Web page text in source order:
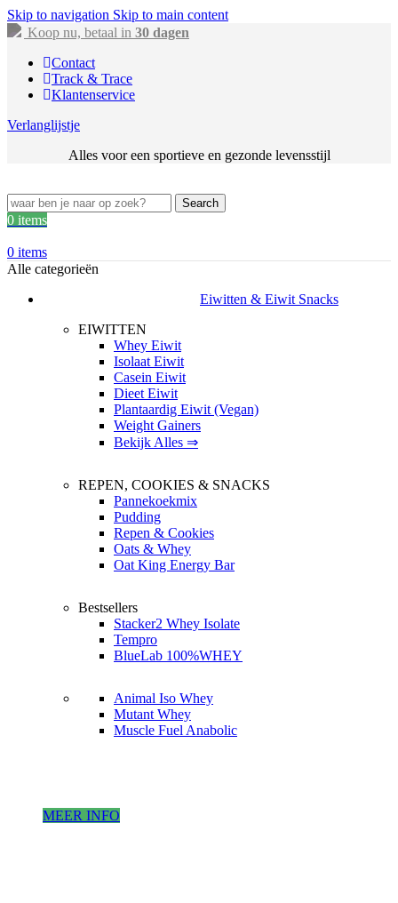
Skip to navigation Skip to main content
Koop nu, betaal in 30 dagen
Contact
Track & Trace
Klantenservice
Verlanglijstje
Alles voor een sportieve en gezonde levensstijl
Search
0 items
0 items
Alle categorieën
Eiwitten & Eiwit Snacks
EIWITTEN
Whey Eiwit
Isolaat Eiwit
Casein Eiwit
Dieet Eiwit
Plantaardig Eiwit (Vegan)
Weight Gainers
Bekijk Alles ⇒
REPEN, COOKIES & SNACKS
Pannekoekmix
Pudding
Repen & Cookies
Oats & Whey
Oat King Energy Bar
Bestsellers
Stacker2 Whey Isolate
Tempro
BlueLab 100%WHEY
Animal Iso Whey
Mutant Whey
Muscle Fuel Anabolic
MEER INFO